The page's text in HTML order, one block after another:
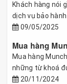
Khách hàng nói
dịch vụ bảo hành
09/05/2025
Mua hàng
Mua hàng
những từ khoá
20/11/2024